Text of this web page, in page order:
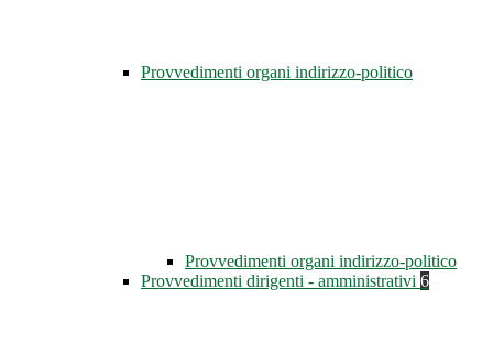
Provvedimenti organi indirizzo-politico
Provvedimenti organi indirizzo-politico
Provvedimenti dirigenti - amministrativi 6